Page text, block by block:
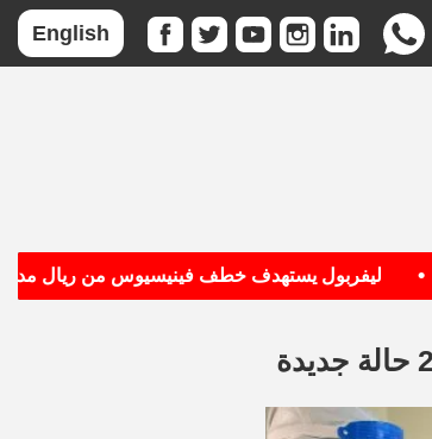
English
ليفربول يستهدف خطف فينيسيوس من ريال مدريد